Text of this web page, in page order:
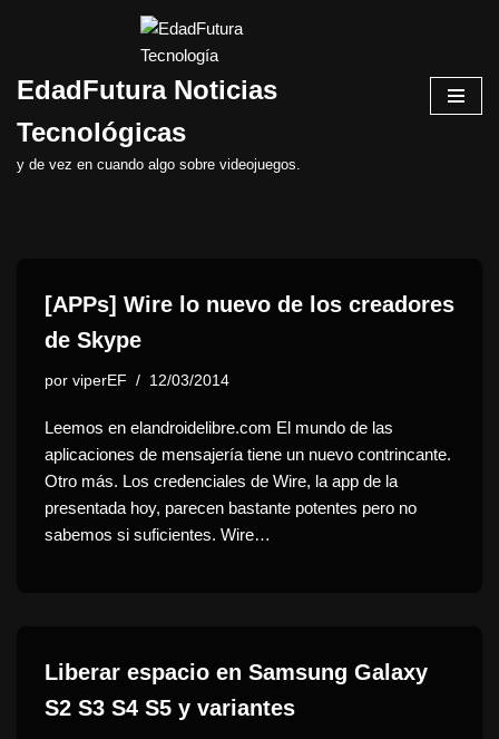
al
EdadFutura Noticias
Tecnológicas
y de vez en cuando algo sobre videojuegos.
[APPs] Wire lo nuevo de los creadores
de Skype
por viperEF 12/03/2014
Leemos en elandroidelibre.com El mundo de las
aplicaciones de mensajería tiene un nuevo contrincante.
Otro más. Los credenciales de Wire, la app de la
presentada hoy, parecen bastante potentes pero no
sabemos si suficientes. Wire…
Liberar espacio en Samsung Galaxy
S2 S3 S4 S5 y variantes